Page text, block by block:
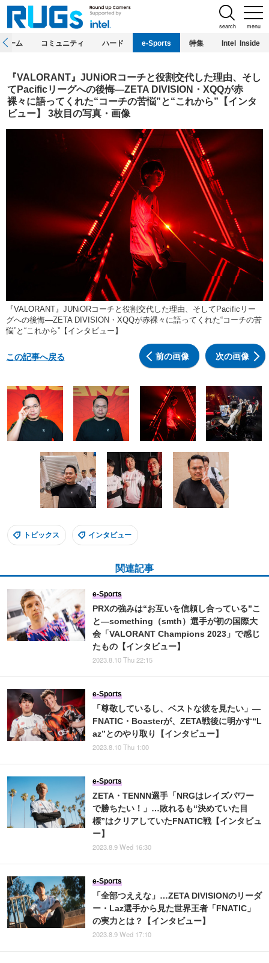
menu
search
ホーム コミュニティ ハード e-Sports 特集 Intel Inside
『VALORANT』JUNiORコーチと役割交代した理由、そし
てPacificリーグへの後悔―ZETA DIVISION・XQQが赤
裸々に語ってくれた“コーチの苦悩”と“これから”【インタ
ビュー】 3枚目の写真・画像
『VALORANT』JUNiORコーチと役割交代した理由、そしてPacificリー
グへの後悔―ZETA DIVISION・XQQが赤裸々に語ってくれた“コーチの苦
悩”と“これから”【インタビュー】
前の画像 次の画像
この記事へ戻る
トピックス インタビュー
関連記事
PRXの強みは“お互いを信頼し合っている”こ
と―something（smth）選手が初の国際大
会「VALORANT Champions 2023」で感じ
たもの【インタビュー】
e-Sports
2023.8.10 Thu 22:15
「尊敬しているし、ベストな彼を見たい」―
FNATIC・Boasterが、ZETA戦後に明かす“L
az”とのやり取り【インタビュー】
e-Sports
2023.8.10 Thu 1:00
ZETA・TENNN選手「NRGはレイズパワー
で勝ちたい！」…敗れるも“決めていた目
標”はクリアしていたFNATIC戦【インタビュ
ー】
e-Sports
2023.8.9 Wed 16:30
「全部つええな」…ZETA DIVISIONのリーダ
ー・Laz選手から見た世界王者「FNATIC」
の実力とは？【インタビュー】
e-Sports
2023.8.9 Wed 17:10